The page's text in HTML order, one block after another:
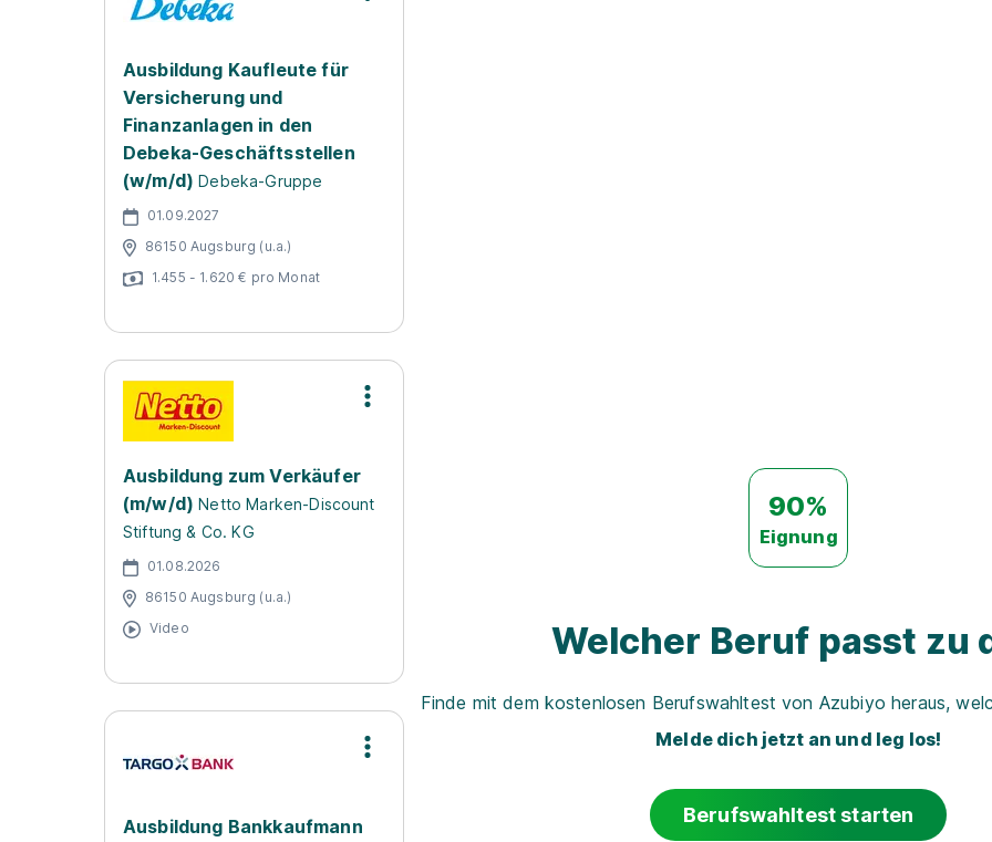
Ausbildung Kaufleute für
Versicherung und
Finanzanlagen in den
Debeka-Geschäftsstellen
(w/m/d)Debeka-Gruppe
01.09.2027
86150 Augsburg (u.a.)
1.455 - 1.620 € pro Monat
Ausbildung zum Verkäufer
(m/w/d) Netto Marken-Discount
Stiftung & Co. KG
01.08.2026
86150 Augsburg (u.a.)
Video
Ausbildung Bankkaufmann
90%
Eignung
Welcher Beruf passt zu
Finde mit dem kostenlosen Berufswahltest von Azubiyo heraus,
Melde dich jetzt an und leg los!
Berufswahltest starten